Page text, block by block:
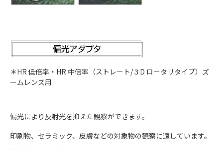
＊HR 低倍率・HR 中倍率（ストレート/３D ロータリタイプ）ズ
ームレンズ用
偏光により反射光を抑えた観察ができます。
印刷物、セラミック、皮膚などの対象物の観察に適しています。